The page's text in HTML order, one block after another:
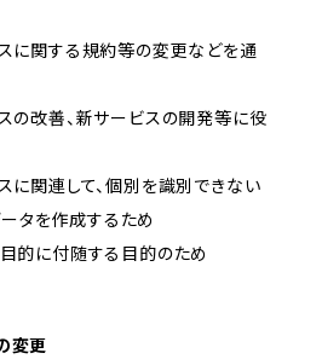
スに関する規約等の変更などを通
スの改善、新サービスの開発等に役
スに関連して、個別を識別できない
タを作成するため
目的に付随する目的のため
変更